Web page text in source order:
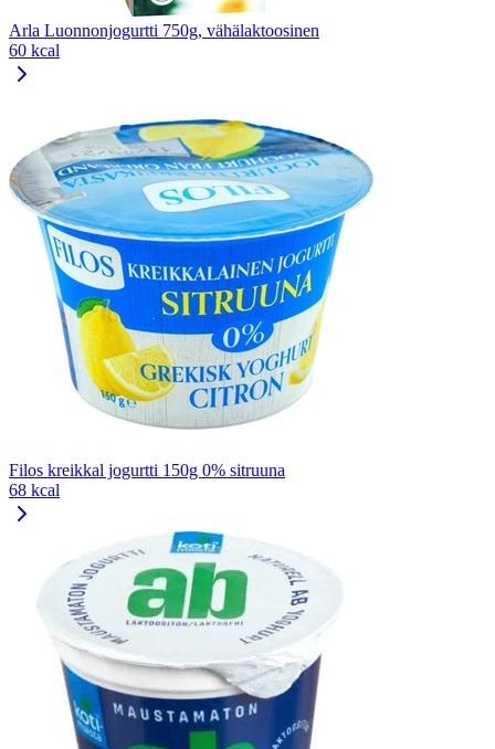
Arla Luonnonjogurtti 750g, vähälaktoosinen
60 kcal
Filos kreikkal jogurtti 150g 0% sitruuna
68 kcal